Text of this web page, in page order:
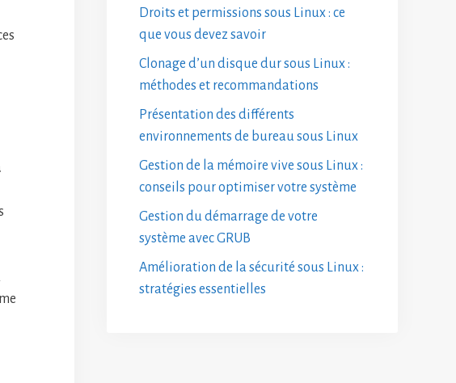
Droits et permissions sous Linux : ce
que vous devez savoir
Clonage d’un disque dur sous Linux :
méthodes et recommandations
Présentation des différents
environnements de bureau sous Linux
Gestion de la mémoire vive sous Linux :
conseils pour optimiser votre système
Gestion du démarrage de votre
système avec GRUB
Amélioration de la sécurité sous Linux :
stratégies essentielles